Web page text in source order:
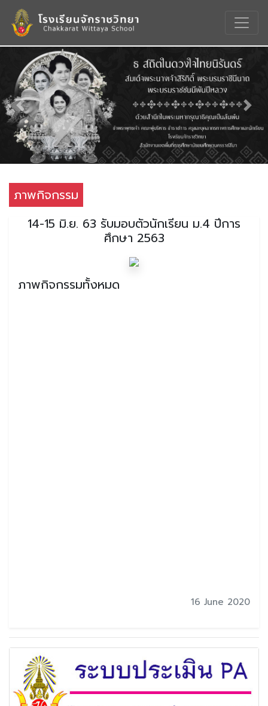
Previous Next
ภาพกิจกรรม
14-15 มิ.ย. 63 รับมอบตัวนักเรียน ม.4 ปีการ
ศึกษา 2563
ภาพกิจกรรมทั้งหมด
16 June 2020